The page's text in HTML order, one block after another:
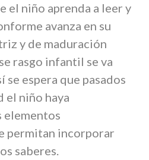
el niño aprenda a leer y
avanza en su
y de maduración
rasgo infantil se va
espera que pasados
el niño haya
elementos
permitan incorporar
saberes.